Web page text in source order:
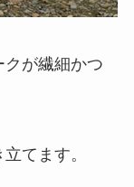
クが繊細かつ
てます。